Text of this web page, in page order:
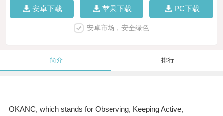
安卓下载 苹果下载 PC下载
安卓市场，安全绿色
简介 排行
OKANC, which stands for Observing, Keeping Active,